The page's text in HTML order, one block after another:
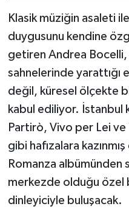
Klasik müziğin asaleti
duygusunu kendine
getiren Andrea Bocelli,
sahnelerinde yarattığı
değil, küresel ölçekte
kabul ediliyor. İstanbul
Partirò, Vivo per Lei
gibi hafızalara
Romanza albümünden
merkezde olduğu özel
dinleyiciyle buluşacak.